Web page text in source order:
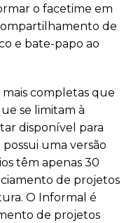
o facetime em
de
e bate-papo ao
completas que
se limitam à
disponível para
uma versão
têm apenas 30
de projetos
O Informal é
de projetos